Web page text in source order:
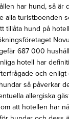
har hund, så är
alla turistboenden
tillåta hund på
687 000
hotell har
och enligt
så påverkar
allergiska
att hotellen har